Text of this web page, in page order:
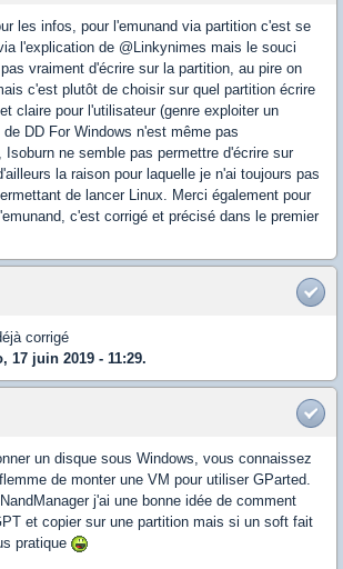
les infos, pour l'emunand via partition c'est se
l'explication de @Linkynimes mais le souci
vraiment d'écrire sur la partition, au pire on
c'est plutôt de choisir sur quel partition écrire
claire pour l'utilisateur (genre exploiter un
DD For Windows n'est même pas
Isoburn ne semble pas permettre d'écrire sur
la raison pour laquelle je n'ai toujours pas
de lancer Linux. Merci également pour
c'est corrigé et précisé dans le premier
corrigé
17 juin 2019 - 11:29.
un disque sous Windows, vous connaissez
de monter une VM pour utiliser GParted.
j'ai une bonne idée de comment
et copier sur une partition mais si un soft fait
pratique